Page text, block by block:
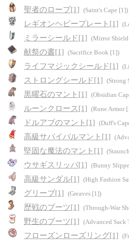
聖者のローブ[1] (Saint's Cape [1])
レギオンヘビープレート[1]
ミラーシールド[1] (Mirror
献祭の書[1] (Sacrifice Book [1])
ライフマジックシールド[1]
ストロングシールド[1] (Strong
黒曜石のマント[1] (Obsidian
ルーンクロース[1] (Rune Armor
ドルアブのマント[1] (Duff's
高級サバイバルマント[1]
堅固な魔法のマント[1]
ウサギスリッパ[1] (Bunny
高級サンダル[1] (High Fashion
グリーブ[1] (Greaves [1])
歴戦のブーツ[1] (Through-War
野生のブーツ[1] (Advanced Sack
フローズンローズリング[1]